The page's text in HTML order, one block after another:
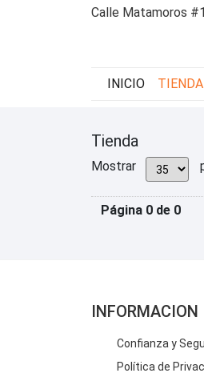
Calle Matamoros
INICIO TIENDA
Tienda
Mostrar
Página 0 de 0
INFORMACION
Confianza y
Política de